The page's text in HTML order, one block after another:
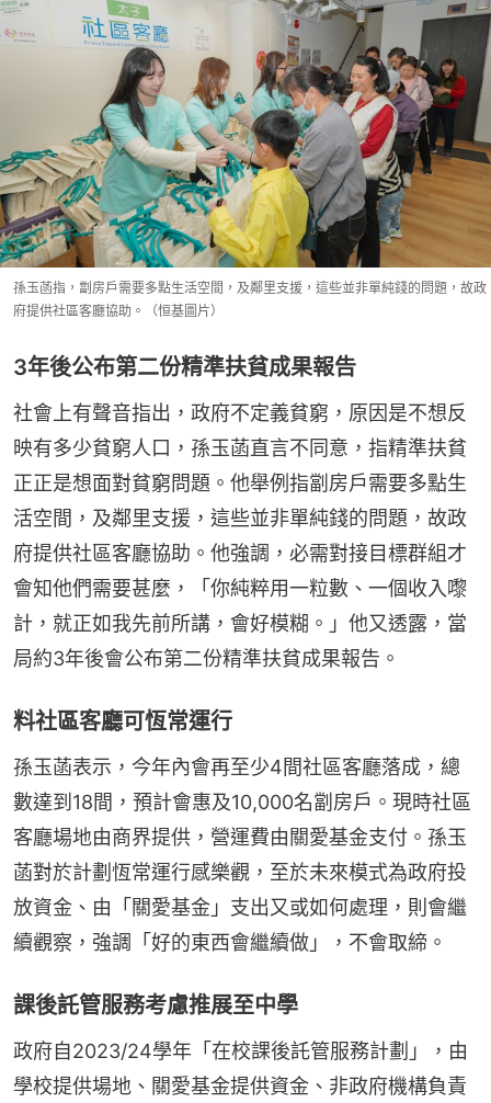
孫玉菡指，劏房戶需要多點生活空間，及鄰里支援，這些並非單純錢的問題，故政
府提供社區客廳協助。（恒基圖片）
3年後公布第二份精準扶貧成果報告
社會上有聲音指出，政府不定義貧窮，原因是不想反
映有多少貧窮人口，孫玉菡直言不同意，指精準扶貧
正正是想面對貧窮問題。他舉例指劏房戶需要多點生
活空間，及鄰里支援，這些並非單純錢的問題，故政
府提供社區客廳協助。他強調，必需對接目標群組才
會知他們需要甚麼，「你純粹用一粒數、一個收入嚟
計，就正如我先前所講，會好模糊。」他又透露，當
局約3年後會公布第二份精準扶貧成果報告。
料社區客廳可恆常運行
孫玉菡表示，今年內會再至少4間社區客廳落成，總
數達到18間，預計會惠及10,000名劏房戶。現時社區
客廳場地由商界提供，營運費由關愛基金支付。孫玉
菡對於計劃恆常運行感樂觀，至於未來模式為政府投
放資金、由「關愛基金」支出又或如何處理，則會繼
續觀察，強調「好的東西會繼續做」，不會取締。
課後託管服務考慮推展至中學
政府自2023/24學年「在校課後託管服務計劃」，由
學校提供場地、關愛基金提供資金、非政府機構負責